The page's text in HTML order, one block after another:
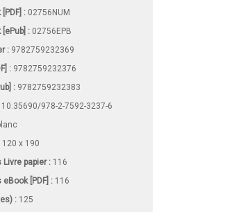
: 02756NUM
: 02756EPB
: 9782759232369
: 9782759232376
: 9782759232383
10.35690/978-2-7592-3237-6
120 x 190
Livre papier: 116
eBook [PDF] : 116
: 125